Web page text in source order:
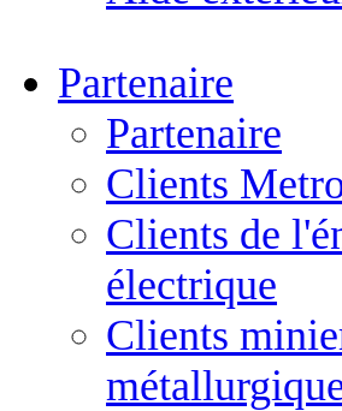
Partenaire
Partenaire
Clients
Clients de
électrique
Clients